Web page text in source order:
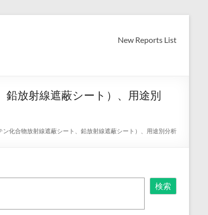
New Reports List
放射線遮蔽シート）、用途別
化合物放射線遮蔽シート、鉛放射線遮蔽シート）、用途別分析
検索